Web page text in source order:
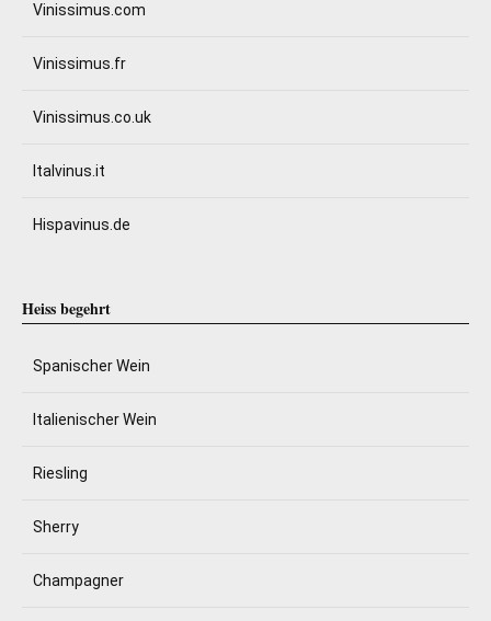
Vinissimus.com
Vinissimus.fr
Vinissimus.co.uk
Italvinus.it
Hispavinus.de
Heiss begehrt
Spanischer Wein
Italienischer Wein
Riesling
Sherry
Champagner